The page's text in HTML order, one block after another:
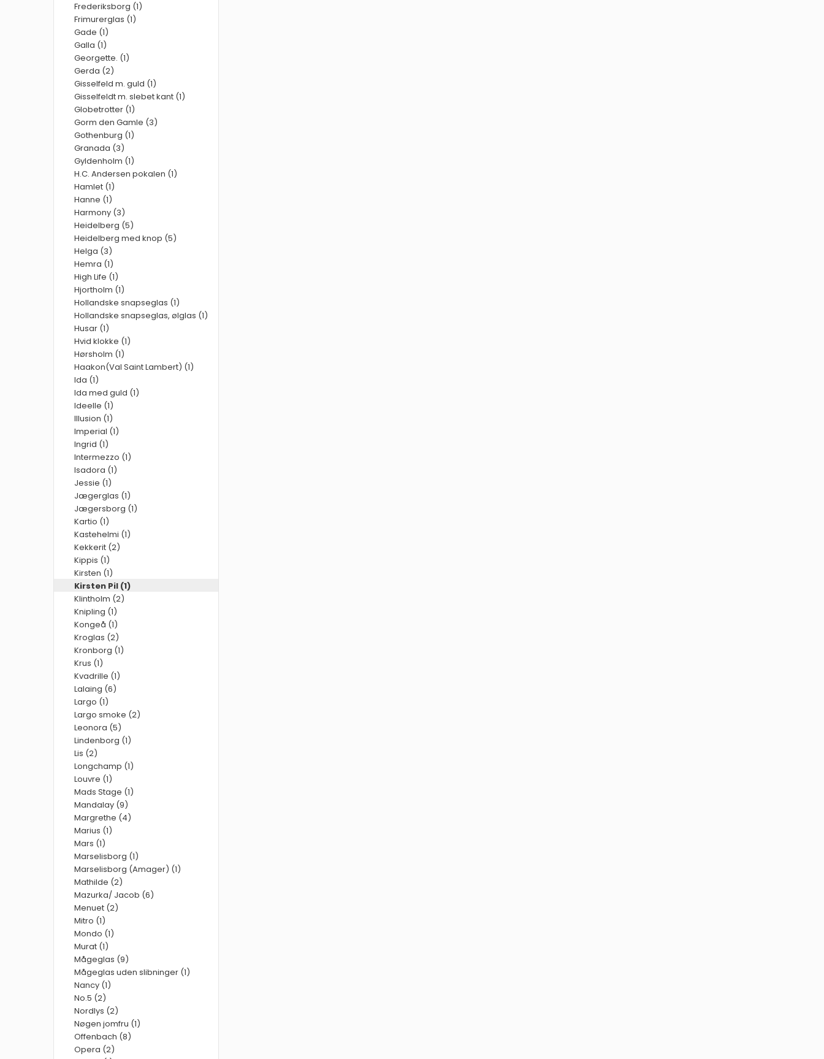
Frederiksborg (1)
Frimurerglas (1)
Gade (1)
Galla (1)
Georgette. (1)
Gerda (2)
Gisselfeld m. guld (1)
Gisselfeldt m. slebet kant (1)
Globetrotter (1)
Gorm den Gamle (3)
Gothenburg (1)
Granada (3)
Gyldenholm (1)
H.C. Andersen pokalen (1)
Hamlet (1)
Hanne (1)
Harmony (3)
Heidelberg (5)
Heidelberg med knop (5)
Helga (3)
Hemra (1)
High Life (1)
Hjortholm (1)
Hollandske snapseglas (1)
Hollandske snapseglas, ølglas (1)
Husar (1)
Hvid klokke (1)
Hørsholm (1)
Haakon(Val Saint Lambert) (1)
Ida (1)
Ida med guld (1)
Ideelle (1)
Illusion (1)
Imperial (1)
Ingrid (1)
Intermezzo (1)
Isadora (1)
Jessie (1)
Jægerglas (1)
Jægersborg (1)
Kartio (1)
Kastehelmi (1)
Kekkerit (2)
Kippis (1)
Kirsten (1)
Kirsten Pil (1)
Klintholm (2)
Knipling (1)
Kongeå (1)
Kroglas (2)
Kronborg (1)
Krus (1)
Kvadrille (1)
Lalaing (6)
Largo (1)
Largo smoke (2)
Leonora (5)
Lindenborg (1)
Lis (2)
Longchamp (1)
Louvre (1)
Mads Stage (1)
Mandalay (9)
Margrethe (4)
Marius (1)
Mars (1)
Marselisborg (1)
Marselisborg (Amager) (1)
Mathilde (2)
Mazurka/ Jacob (6)
Menuet (2)
Mitro (1)
Mondo (1)
Murat (1)
Mågeglas (9)
Mågeglas uden slibninger (1)
Nancy (1)
No.5 (2)
Nordlys (2)
Nøgen jomfru (1)
Offenbach (8)
Opera (2)